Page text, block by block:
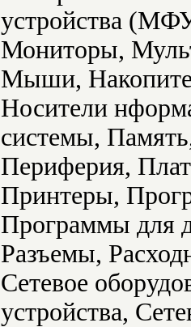
устройства
Мониторы,
Мыши,
Носители
системы,
Периферия,
Принтеры,
Программы для
Разъемы,
Сетевое
устройства,